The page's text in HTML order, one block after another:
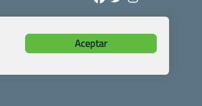
Aceptar